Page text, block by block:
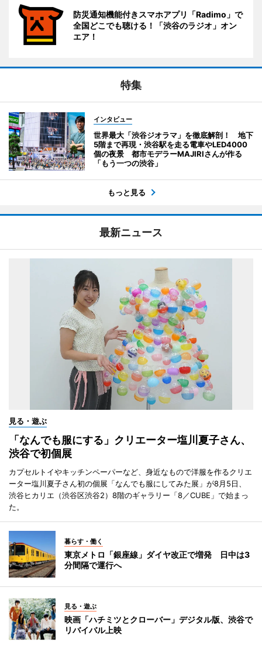
防災通知機能付きスマホアプリ「Radimo」で
全国どこでも聴ける！「渋谷のラジオ」オン
エア！
特集
インタビュー
世界最大「渋谷ジオラマ」を徹底解剖！ 地下
5階まで再現・渋谷駅を走る電車やLED4000
個の夜景 都市モデラーMAJIRIさんが作る
「もう一つの渋谷」
もっと見る
最新ニュース
見る・遊ぶ
「なんでも服にする」クリエーター塩川夏子さん、
渋谷で初個展
カプセルトイやキッチンペーパーなど、身近なもので洋服を作るクリエ
ーター塩川夏子さん初の個展「なんでも服にしてみた展」が8月5日、
渋谷ヒカリエ（渋谷区渋谷2）8階のギャラリー「8／CUBE」で始まっ
た。
暮らす・働く
東京メトロ「銀座線」ダイヤ改正で増発 日中は3
分間隔で運行へ
見る・遊ぶ
映画「ハチミツとクローバー」デジタル版、渋谷で
リバイバル上映